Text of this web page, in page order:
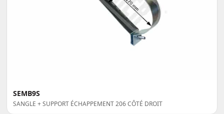
SEMB9S
SANGLE + SUPPORT ÉCHAPPEMENT 206 CÔTÉ DROIT